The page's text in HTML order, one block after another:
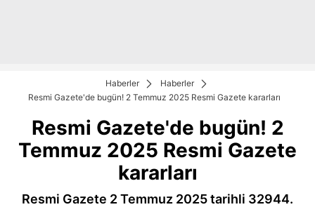
Haberler
Haberler
Resmi Gazete'de bugün! 2 Temmuz 2025 Resmi Gazete kararları
Resmi Gazete'de bugün! 2
Temmuz 2025 Resmi Gazete
kararları
Resmi Gazete 2 Temmuz 2025 tarihli 32944.